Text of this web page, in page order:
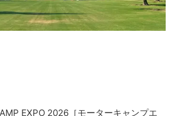
EXPO 2026［モーターキャンプエ